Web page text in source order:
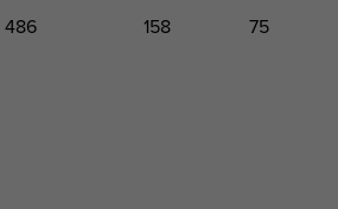
486 158 75